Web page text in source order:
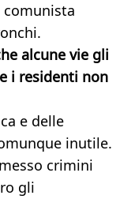
alcune vie gli
i residenti non
e delle
inutile.
crimini
gli